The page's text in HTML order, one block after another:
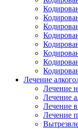
Лечение
Лечение
Лечение
Лечение
Лечение